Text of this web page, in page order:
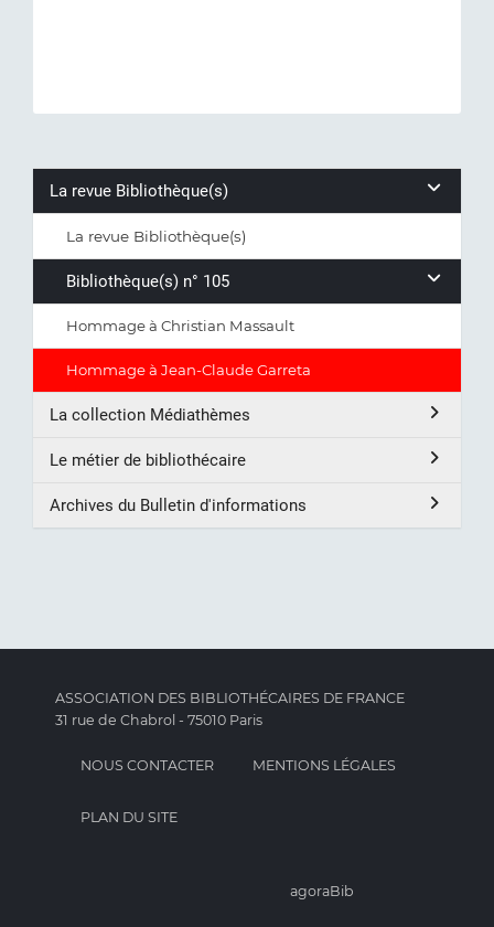
La revue Bibliothèque(s)
La revue Bibliothèque(s)
Bibliothèque(s) n° 105
Hommage à Christian Massault
Hommage à Jean-Claude Garreta
La collection Médiathèmes
Le métier de bibliothécaire
Archives du Bulletin d'informations
ASSOCIATION DES BIBLIOTHÉCAIRES DE FRANCE
31 rue de Chabrol - 75010 Paris
NOUS CONTACTER MENTIONS LÉGALES
PLAN DU SITE
agoraBib